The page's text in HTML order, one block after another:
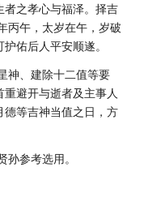
者之孝心与福泽。择吉
丙午，太岁在午，岁破
佑后人平安顺遂。
神、建除十二值等要
避开与逝者及主事人
德等吉神当值之日，方
孙参考选用。